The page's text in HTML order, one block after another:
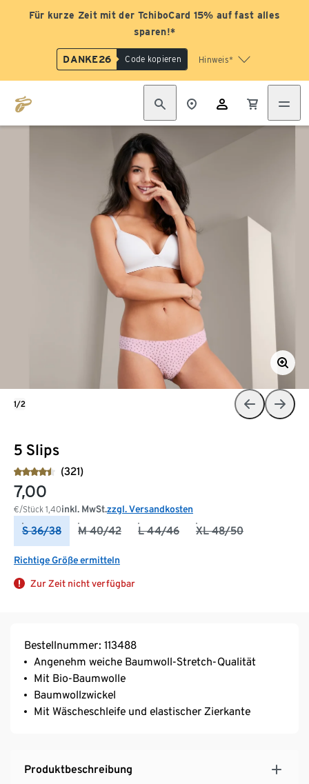
Für kurze Zeit mit der TchiboCard 15% auf fast alles
sparen!*
DANKE26 Code kopieren Hinweis*
5 Slips
(321)
7,00
€/Stück 1,40inkl. MwSt.zzgl. Versandkosten
S 36/38 M 40/42 L 44/46 XL 48/50
Richtige Größe ermitteln
Zur Zeit nicht verfügbar
1/2
Bestellnummer: 113488
Angenehm weiche Baumwoll-Stretch-Qualität
Mit Bio-Baumwolle
Baumwollzwickel
Mit Wäscheschleife und elastischer Zierkante
Produktbeschreibung